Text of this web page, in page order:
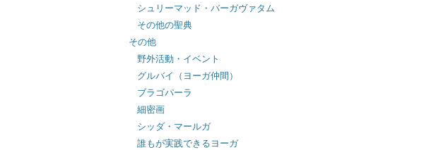
シュリーマッド・バーガヴァタム
その他の聖典
その他
野外活動・イベント
グルバイ（ヨーガ仲間）
ブラゴパーラ
細密画
シッダ・マールガ
誰もが実践できるヨーガ